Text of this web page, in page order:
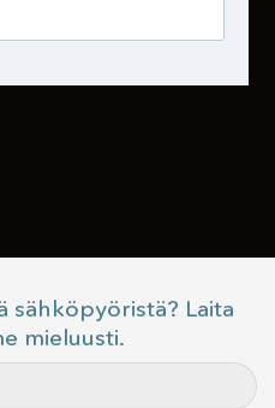
sähköpyöristä? Laita
mieluusti.